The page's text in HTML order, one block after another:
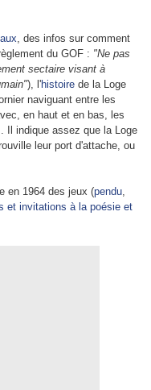
, des infos sur comment
du GOF : "Ne pas
sectaire visant à
), l'histoire de la Loge
naviguant entre les
en haut et en bas, les
Il indique assez que la Loge
leur port d'attache, ou
en 1964 des jeux (pendu,
et invitations à la poésie et